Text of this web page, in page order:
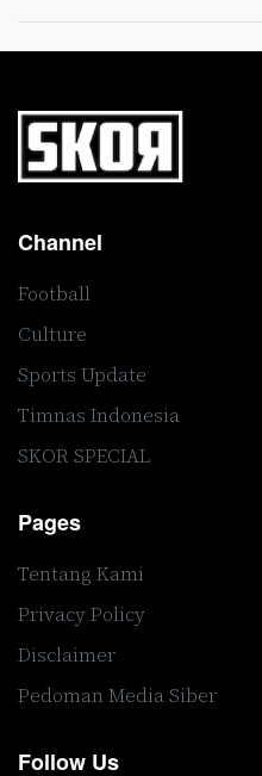
Channel
Football
Culture
Sports Update
Timnas Indonesia
SKOR SPECIAL
Pages
Tentang Kami
Privacy Policy
Disclaimer
Pedoman Media Siber
Follow Us